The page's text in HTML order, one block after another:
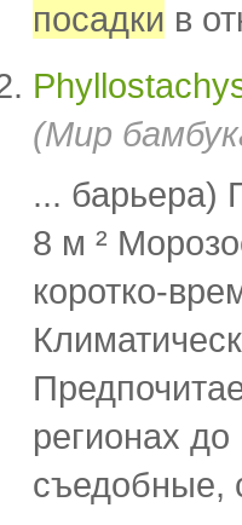
посадки в
(Мир
...
8 м ²
коротко-
регионах
съедобные,